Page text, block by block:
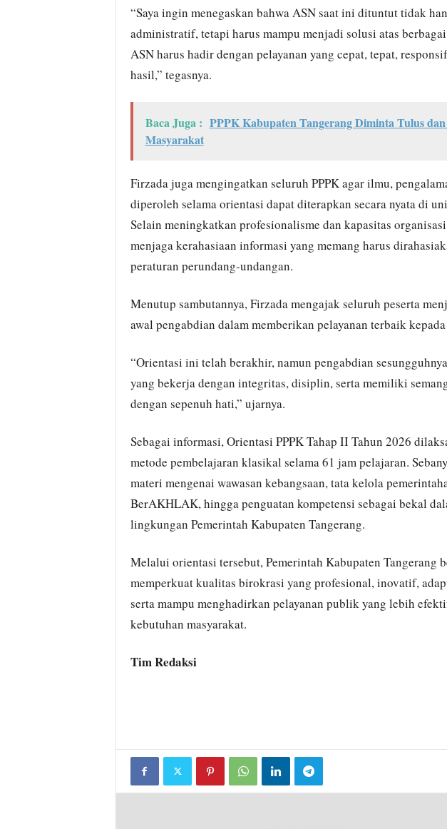
“Saya ingin menegaskan bahwa ASN saat ini dituntut tidak
administratif, tetapi harus mampu menjadi solusi atas
ASN harus hadir dengan pelayanan yang cepat, tepat,
hasil,” tegasnya.
Baca Juga : PPPK Kabupaten Tangerang Diminta Tulus
Masyarakat
Firzada juga mengingatkan seluruh PPPK agar ilmu,
diperoleh selama orientasi dapat diterapkan secara nyata di
Selain meningkatkan profesionalisme dan kapasitas
menjaga kerahasiaan informasi yang memang harus
peraturan perundang-undangan.
Menutup sambutannya, Firzada mengajak seluruh peserta
awal pengabdian dalam memberikan pelayanan terbaik
“Orientasi ini telah berakhir, namun pengabdian
yang bekerja dengan integritas, disiplin, serta memiliki
dengan sepenuh hati,” ujarnya.
Sebagai informasi, Orientasi PPPK Tahap II Tahun 2026
metode pembelajaran klasikal selama 61 jam pelajaran.
materi mengenai wawasan kebangsaan, tata kelola
BerAKHLAK, hingga penguatan kompetensi sebagai bekal
lingkungan Pemerintah Kabupaten Tangerang.
Melalui orientasi tersebut, Pemerintah Kabupaten Tangerang
memperkuat kualitas birokrasi yang profesional, inovatif,
serta mampu menghadirkan pelayanan publik yang lebih
kebutuhan masyarakat.
Tim Redaksi